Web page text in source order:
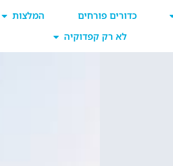
כדורים פורחים המלצות
לא רק קפדוקיה